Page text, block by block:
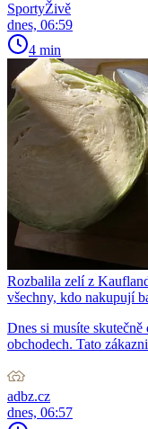
SportyŽivě
dnes, 06:59
4 min
Rozbalila zelí z
všechny, kdo nakupují
Dnes si musíte
obchodech. Tato
adbz.cz
dnes, 06:57